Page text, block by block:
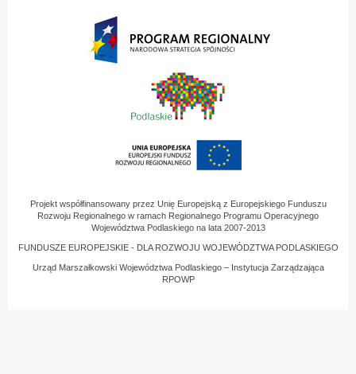
Projekt współfinansowany przez Unię Europejską z Europejskiego Funduszu
Rozwoju Regionalnego w ramach Regionalnego Programu Operacyjnego
Województwa Podlaskiego na lata 2007-2013
FUNDUSZE EUROPEJSKIE - DLA ROZWOJU WOJEWÓDZTWA PODLASKIEGO
Urząd Marszałkowski Województwa Podlaskiego – Instytucja Zarządzająca
RPOWP